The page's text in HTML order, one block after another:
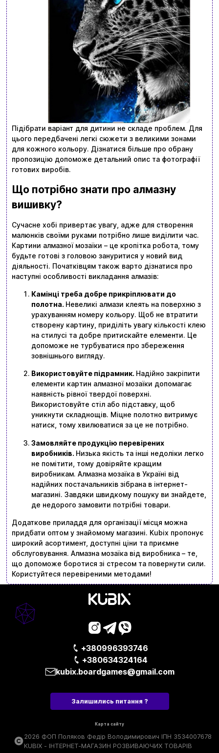
Підібрати варіант для дитини не складе проблем. Для
цього передбачені легкі сюжети з великими зонами
для кожного кольору. Дізнатися більше про обрану
пропозицію допоможе детальний опис та фотографії
готових виробів.
Що потрібно знати про алмазну
вишивку?
Сучасне хобі привертає увагу, адже для створення
малюнків своїми руками потрібно лише виділити час.
Картини алмазної мозаїки – це кропітка робота, тому
будьте готові з головою зануритися у новий вид
діяльності. Початківцям також варто дізнатися про
наступні особливості викладання алмазів:
Камінці треба добре прикріплювати до
полотна. Невеликі алмази клеять на поверхню з
урахуванням номеру кольору. Щоб не втратити
створену картину, приділіть увагу кількості клею
на стилусі та добре притискайте елементи. Це
допоможе не турбуватися про збереження
зовнішнього вигляду.
Використовуйте підрамник. Надійно закріпити
елементи картин алмазної мозаїки допомагає
наявність рівної твердої поверхні.
Використовуйте стіл або підставку, щоб
уникнути складнощів. Міцне полотно витримує
натиск, тому хвилюватися за це не потрібно.
Замовляйте продукцію перевірених
виробників. Низька якість та інші недоліки легко
не помітити, тому довіряйте кращим
виробникам. Алмазна мозаїка в Україні від
надійних постачальників зібрана в інтернет-
магазині. Завдяки швидкому пошуку ви знайдете,
де недорого замовити потрібні товари.
Додаткове приладдя для організації місця можна
придбати оптом у знайомому магазині. Kubix пропонує
широкий асортимент, доступні ціни та приємне
обслуговування. Алмазна мозаїка від виробника – те,
що допоможе боротися зі стресом та повернути сили.
Користуйтеся перевіреними методами!
+380996393746
+380634324164
kubix.boardgames@gmail.com
Залишились питання ?
Карта сайту
2026 ФОП Поляков Федір Володимирович ІПН 3534007678
KUBIX - ІНТЕРНЕТ-МАГАЗИН РОЗВИВАЮЧИХ ТОВАРІВ